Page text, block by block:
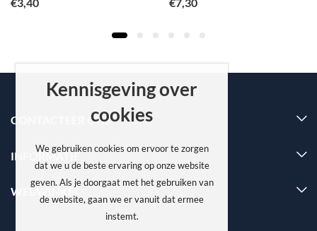
CONTACTEER ONS
INFORMATIE
WEBWINKEL
Kennisgeving over
cookies
We gebruiken cookies om ervoor te zorgen
dat we u de beste ervaring op onze website
geven. Als je doorgaat met het gebruiken van
de website, gaan we er vanuit dat ermee
instemt.